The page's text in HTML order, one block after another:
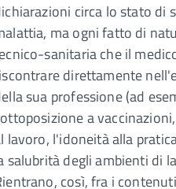
circa lo stato di
ma ogni fatto di
sanitaria che il
direttamente
sua professione (ad
a
lavoro, l'idoneità alla
salubrità degli ambienti di
così, fra i